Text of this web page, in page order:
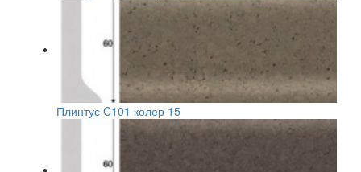
Плинтус C101 колер 15